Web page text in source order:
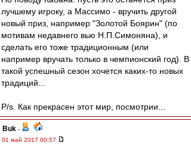
лучшему игроку, а Массимо - вручить другой
новый приз, например "Золотой Боярин" (по
мотивам недавнего вью Н.П.Симоняна), и
сделать его тоже традиционным (или
например вручать только в чемпионский год). В
такой успешный сезон хочется каких-то новых
традиций...
P/s. Как прекрасен этот мир, посмотрии...
Buk -
01 май 2017 00:57